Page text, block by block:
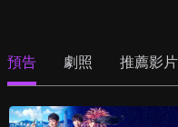
預告 劇照 推薦影片